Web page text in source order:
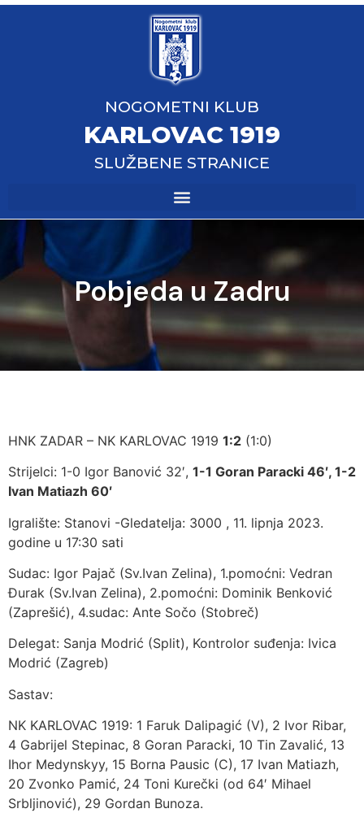
NOGOMETNI KLUB
KARLOVAC 1919
SLUŽBENE STRANICE
Pobjeda u Zadru
HNK ZADAR – NK KARLOVAC 1919 1:2 (1:0)
Strijelci: 1-0 Igor Banović 32′, 1-1 Goran Paracki 46′, 1-2
Ivan Matiazh 60′
Igralište: Stanovi -Gledatelja: 3000 , 11. lipnja 2023.
godine u 17:30 sati
Sudac: Igor Pajač (Sv.Ivan Zelina), 1.pomoćni: Vedran
Đurak (Sv.Ivan Zelina), 2.pomoćni: Dominik Benković
(Zaprešić), 4.sudac: Ante Sočo (Stobreč)
Delegat: Sanja Modrić (Split), Kontrolor suđenja: Ivica
Modrić (Zagreb)
Sastav:
NK KARLOVAC 1919: 1 Faruk Dalipagić (V), 2 Ivor Ribar,
4 Gabrijel Stepinac, 8 Goran Paracki, 10 Tin Zavalić, 13
Ihor Medynskyy, 15 Borna Pausic (C), 17 Ivan Matiazh,
20 Zvonko Pamić, 24 Toni Kurečki (od 64′ Mihael
Srbljinović), 29 Gordan Bunoza.